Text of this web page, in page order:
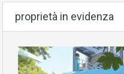
proprietà in evidenza